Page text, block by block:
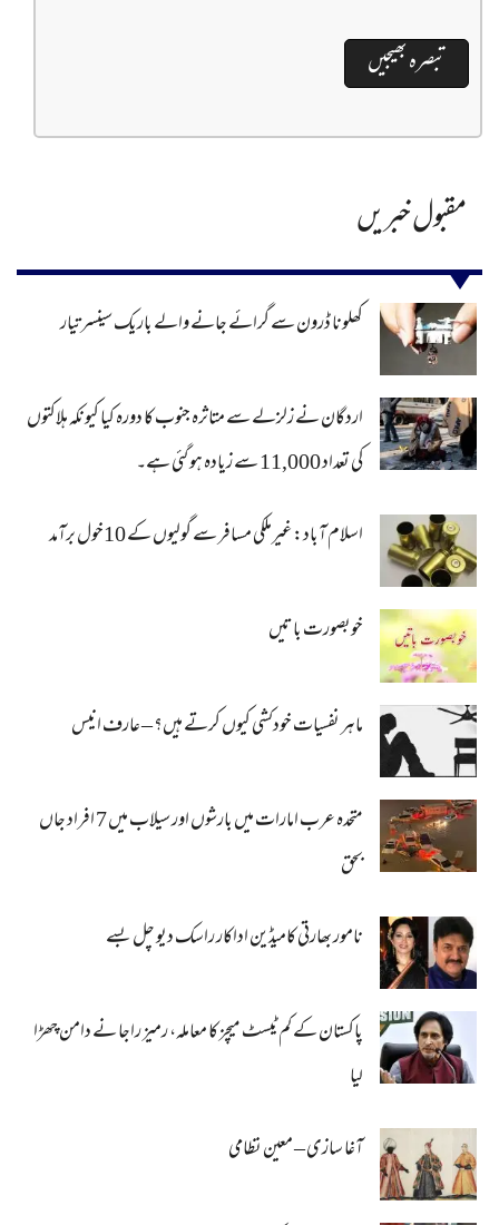
مقبول خبریں
کھلونا ڈرون سے گرائے جانے والے باریک سینسر تیار
اردگان نے زلزلے سے متاثرہ جنوب کا دورہ کیا کیونکہ ہلاکتوں
کی تعداد 11,000 سے زیادہ ہو گئی ہے۔
اسلام آباد: غیرملکی مسافر سے گولیوں کے 10خول برآمد
خوبصورت باتیں
ماہر نفسیات خودکشی کیوں کرتے ہیں؟ – عارف انیس
متحدہ عرب امارات میں بارشوں اور سیلاب میں 7 افراد جاں
بحق
نامور بھارتی کامیڈین اداکار راسک دیو چل بسے
پاکستان کے کم ٹیسٹ میچز کا معاملہ، رمیز راجا نے دامن چھڑا
لیا
آغا سازی – معین نظامی